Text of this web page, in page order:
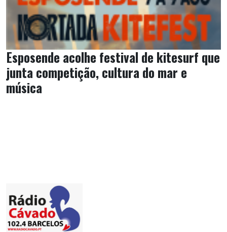
Esposende acolhe festival de kitesurf que
junta competição, cultura do mar e
música